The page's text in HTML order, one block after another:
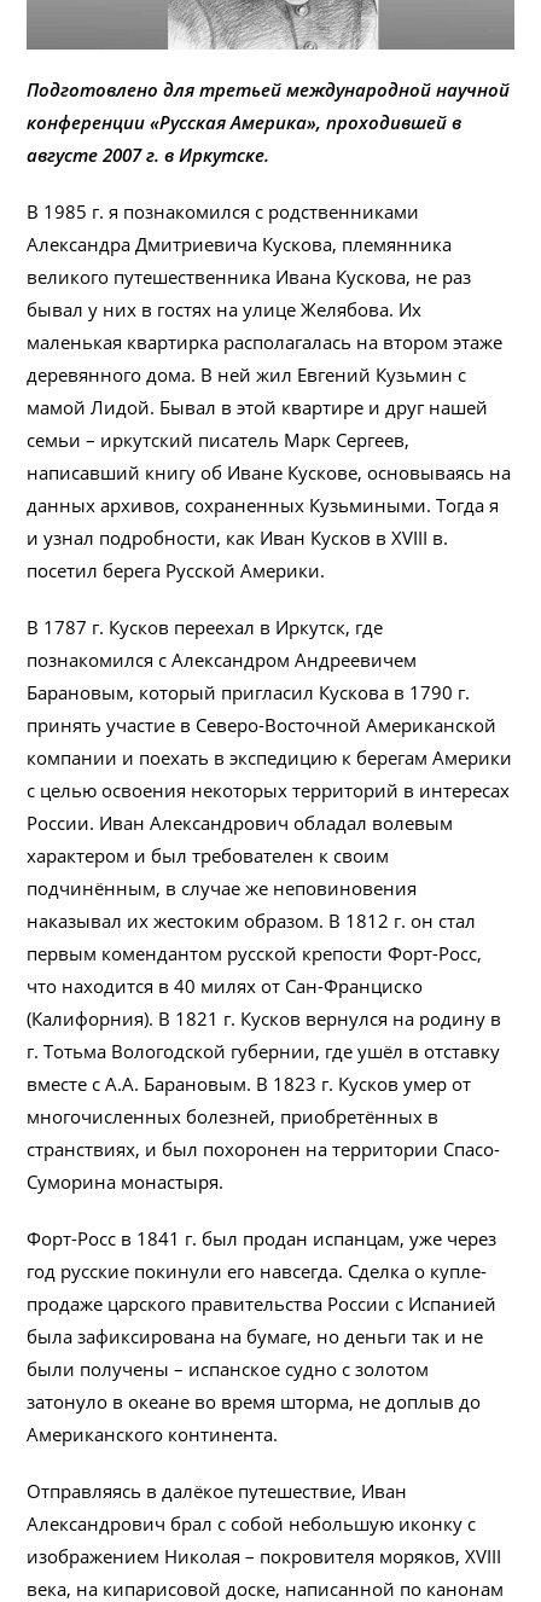
Подготовлено для третьей международной научной
конференции «Русская Америка», проходившей в
августе 2007 г. в Иркутске.
В 1985 г. я познакомился с родственниками
Александра Дмитриевича Кускова, племянника
великого путешественника Ивана Кускова, не раз
бывал у них в гостях на улице Желябова. Их
маленькая квартирка располагалась на втором этаже
деревянного дома. В ней жил Евгений Кузьмин с
мамой Лидой. Бывал в этой квартире и друг нашей
семьи – иркутский писатель Марк Сергеев,
написавший книгу об Иване Кускове, основываясь на
данных архивов, сохраненных Кузьмиными. Тогда я
и узнал подробности, как Иван Кусков в XVIII в.
посетил берега Русской Америки.
В 1787 г. Кусков переехал в Иркутск, где
познакомился с Александром Андреевичем
Барановым, который пригласил Кускова в 1790 г.
принять участие в Северо-Восточной Американской
компании и поехать в экспедицию к берегам Америки
с целью освоения некоторых территорий в интересах
России. Иван Александрович обладал волевым
характером и был требователен к своим
подчинённым, в случае же неповиновения
наказывал их жестоким образом. В 1812 г. он стал
первым комендантом русской крепости Форт-Росс,
что находится в 40 милях от Сан-Франциско
(Калифорния). В 1821 г. Кусков вернулся на родину в
г. Тотьма Вологодской губернии, где ушёл в отставку
вместе с А.А. Барановым. В 1823 г. Кусков умер от
многочисленных болезней, приобретённых в
странствиях, и был похоронен на территории Спасо-
Суморина монастыря.
Форт-Росс в 1841 г. был продан испанцам, уже через
год русские покинули его навсегда. Сделка о купле-
продаже царского правительства России с Испанией
была зафиксирована на бумаге, но деньги так и не
были получены – испанское судно с золотом
затонуло в океане во время шторма, не доплыв до
Американского континента.
Отправляясь в далёкое путешествие, Иван
Александрович брал с собой небольшую иконку с
изображением Николая – покровителя моряков, XVIII
века, на кипарисовой доске, написанной по канонам